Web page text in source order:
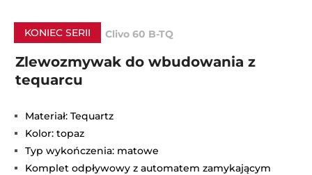
KONIEC SERII Clivo 60 B-TQ
Zlewozmywak do wbudowania z
tequarcu
Materiał: Tequartz
Kolor: topaz
Typ wykończenia: matowe
Komplet odpływowy z automatem zamykającym